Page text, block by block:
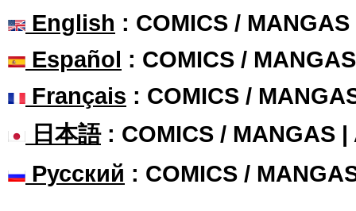
English : COMICS /
Español : COMICS /
Français : COMICS /
日本語: COMICS / MANGAS |
Русский : COMICS /